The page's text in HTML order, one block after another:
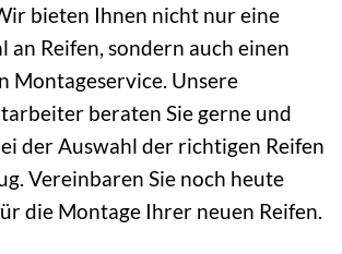
bieten Ihnen nicht nur eine
an Reifen, sondern auch einen
Montageservice. Unsere
beraten Sie gerne und
der Auswahl der richtigen Reifen
Vereinbaren Sie noch heute
die Montage Ihrer neuen Reifen.